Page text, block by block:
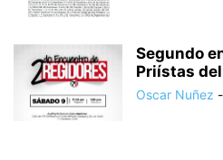
Segundo
Priístas
Oscar Nuñez -